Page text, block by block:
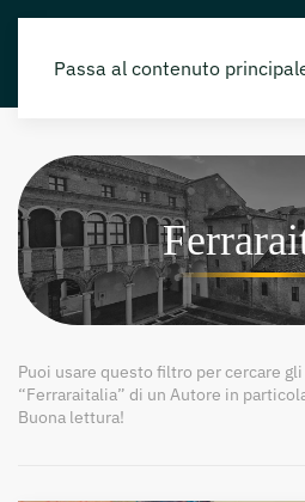
Passa al contenuto
Puoi usare questo filtro per cercare
“Ferraraitalia” di un Autore in
Buona lettura!